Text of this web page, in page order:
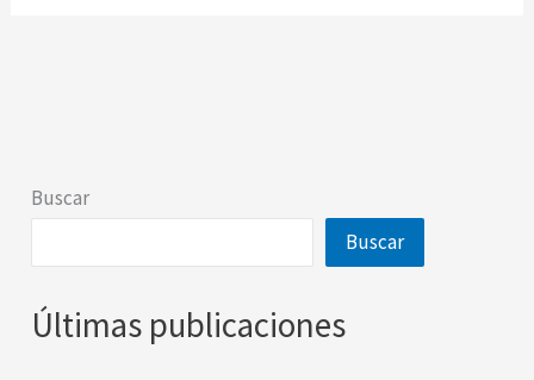
Buscar
Buscar
Últimas publicaciones